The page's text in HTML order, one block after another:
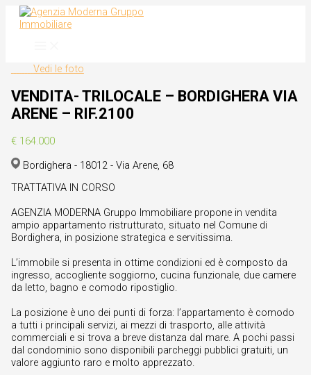
contenuto
Vedi le foto
VENDITA- TRILOCALE – BORDIGHERA VIA
ARENE – RIF.2100
€ 164.000
Bordighera - 18012 - Via Arene, 68
TRATTATIVA IN CORSO
AGENZIA MODERNA Gruppo Immobiliare propone in vendita
ampio appartamento ristrutturato, situato nel Comune di
Bordighera, in posizione strategica e servitissima.
L’immobile si presenta in ottime condizioni ed è composto da
ingresso, accogliente soggiorno, cucina funzionale, due camere
da letto, bagno e comodo ripostiglio.
La posizione è uno dei punti di forza: l’appartamento è comodo
a tutti i principali servizi, ai mezzi di trasporto, alle attività
commerciali e si trova a breve distanza dal mare. A pochi passi
dal condominio sono disponibili parcheggi pubblici gratuiti, un
valore aggiunto raro e molto apprezzato.